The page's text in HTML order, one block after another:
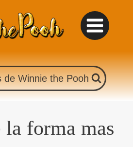
de Winnie the Pooh
la forma mas